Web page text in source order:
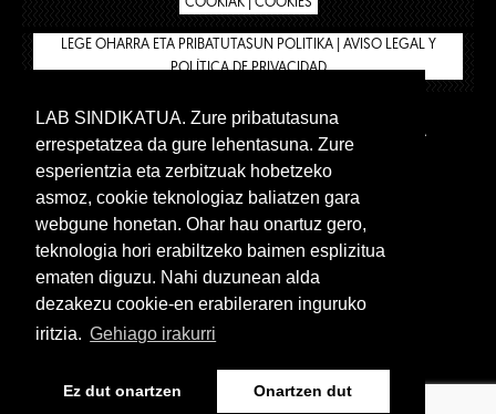
LEGE OHARRA ETA PRIBATUTASUN POLITIKA | AVISO LEGAL Y
POLÍTICA DE PRIVACIDAD
BIZILAN.EUS
TIENDA
INTRANET 🔑
Euskera Castellano
www.lab.eus
Euskera Castellano
LAB SINDIKATUA. Zure pribatutasuna
errespetatzea da gure lehentasuna. Zure
esperientzia eta zerbitzuak hobetzeko
asmoz, cookie teknologiaz baliatzen gara
webgune honetan. Ohar hau onartuz gero,
teknologia hori erabiltzeko baimen esplizitua
ematen diguzu. Nahi duzunean alda
dezakezu cookie-en erabileraren inguruko
iritzia. Gehiago irakurri
Ez dut onartzen Onartzen dut